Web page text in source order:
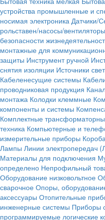
устройства промышленные и
носимая электроника Датчики/
рольставен/насосы/вентиляторы
безопасности
монтажные для
защиты Инструмент ручной
снятия изоляции Источники
Кабеленесущие системы
проводниковая продукция
монтажа Колодки клеммные
компоненты и системы
Комплектные
техника Компьютерные и
измерительные приборы
Лампы Линии электропередач
Материалы для подключения
определено Непрофильный
Оборудование низковольтное
сварочное Опоры,
аксессуары Отопительные
инженерные системы Приборы
программируемые логические